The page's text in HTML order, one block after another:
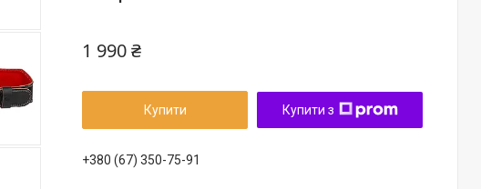
1 990 ₴
Купити Купити з
+380 (67) 350-75-91